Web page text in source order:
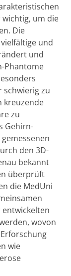
um die
Die
und
und
Phantome
schwierig zu
kreuzende
zu
Gehirn-
den 3D-
bekannt
überprüft
die MedUni
entwickelten
wovon
wie